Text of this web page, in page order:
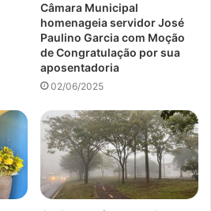
Câmara Municipal
homenageia servidor José
Paulino Garcia com Moção
de Congratulação por sua
aposentadoria
02/06/2025